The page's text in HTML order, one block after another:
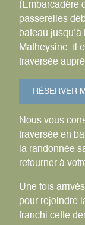
(Embarcadère
passerelles
bateau
Matheysine. Il
traversée
RÉSERVER
Nous vous
traversée en
la randonnée
retourner à
Une fois
pour rejoindre
franchi cette